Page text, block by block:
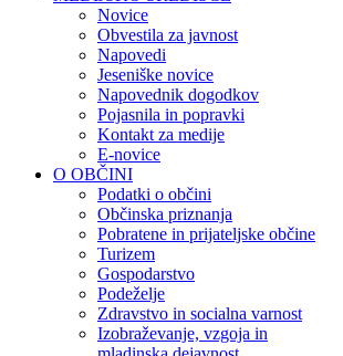
Novice
Obvestila za javnost
Napovedi
Jeseniške novice
Napovednik dogodkov
Pojasnila in popravki
Kontakt za medije
E-novice
O OBČINI
Podatki o občini
Občinska priznanja
Pobratene in prijateljske občine
Turizem
Gospodarstvo
Podeželje
Zdravstvo in socialna varnost
Izobraževanje, vzgoja in